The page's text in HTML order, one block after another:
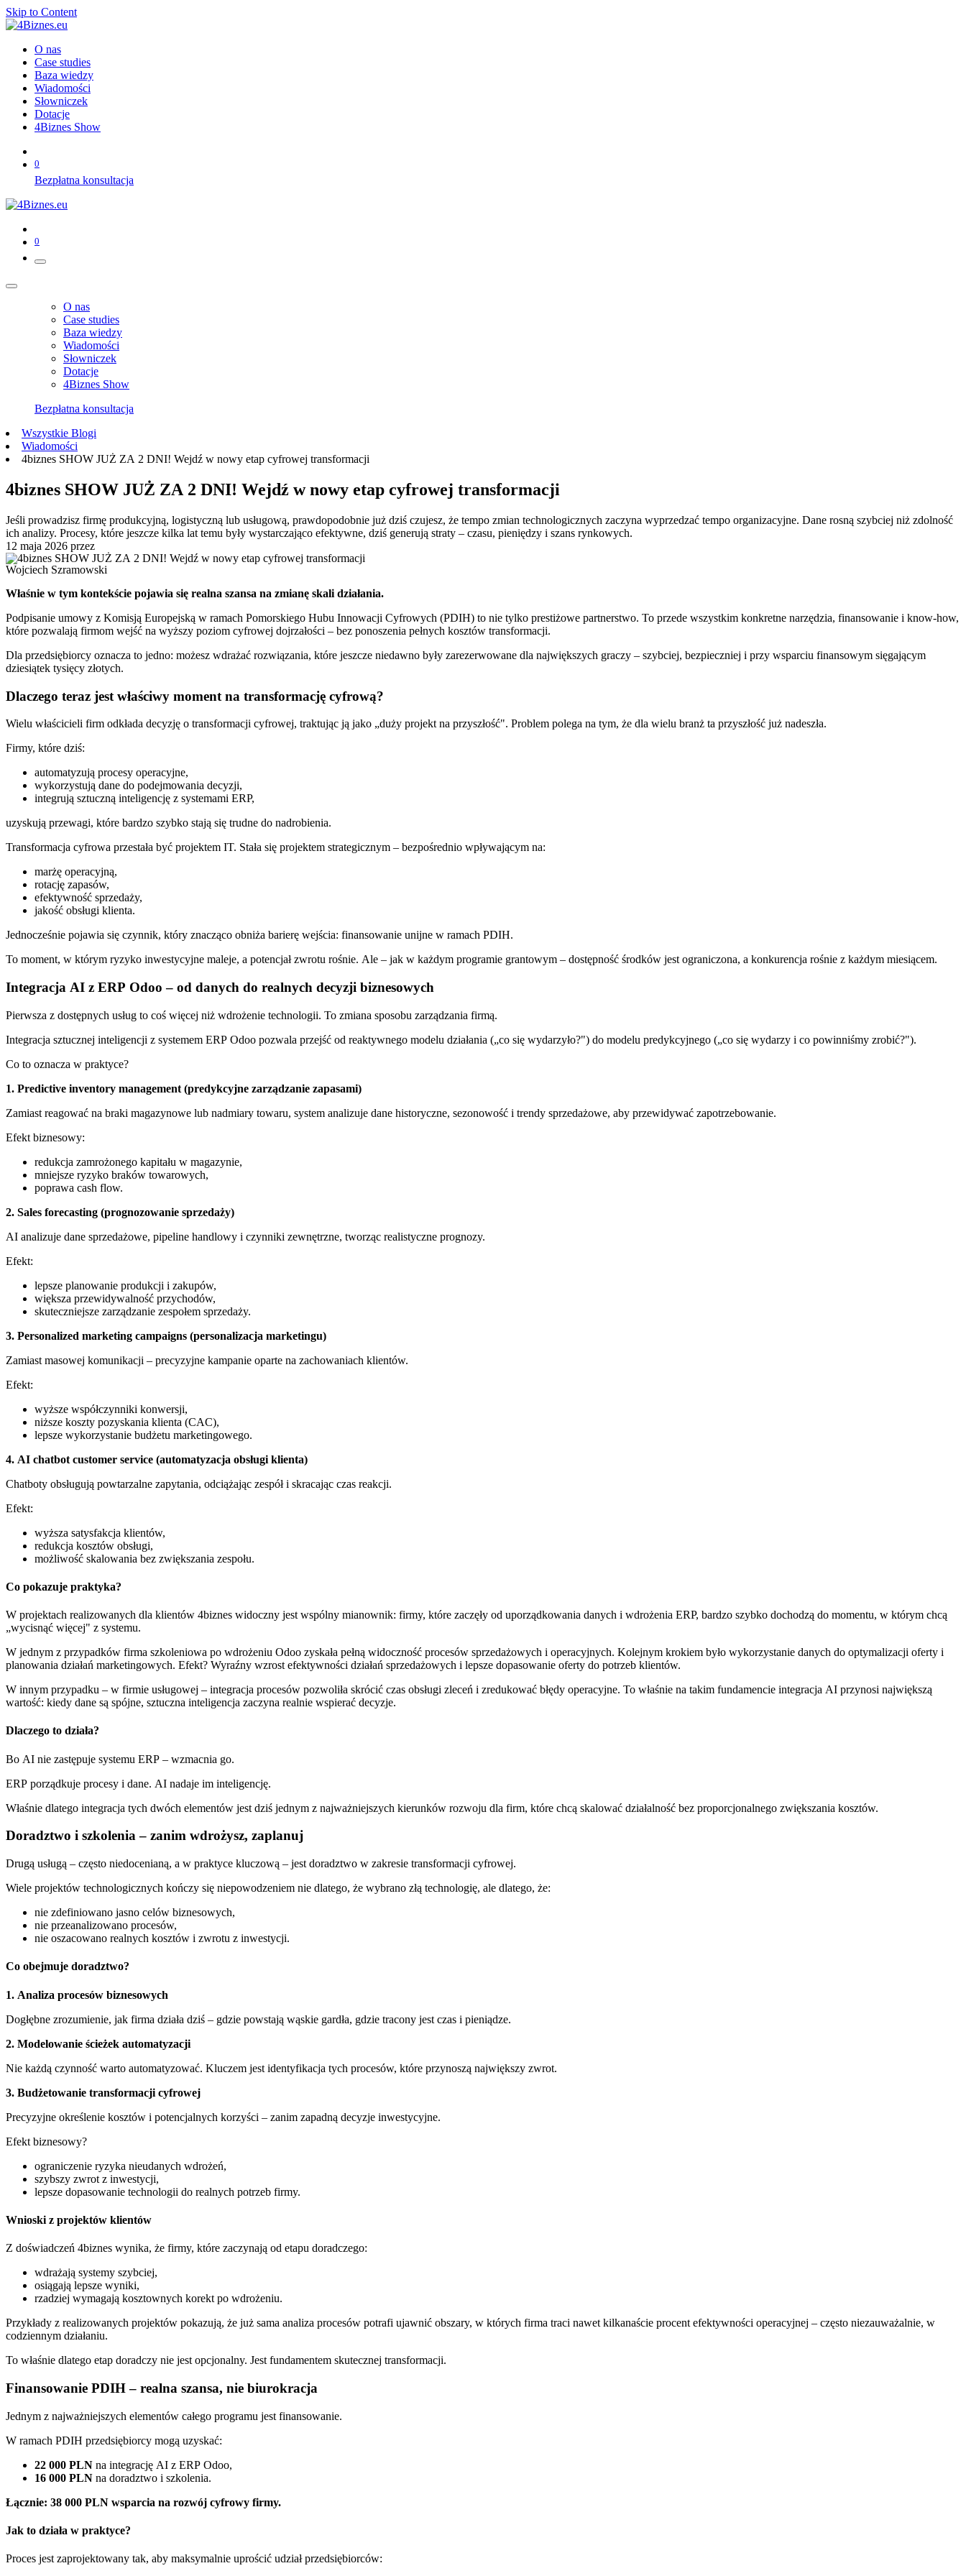
Skip to Content
O nas
Case studies
Baza wiedzy
Wiadomości
Słowniczek
Dotacje
4Biznes Show
0
Bezpłatna konsultacja
0
O nas
Case studies
Baza wiedzy
Wiadomości
Słowniczek
Dotacje
4Biznes Show
Bezpłatna konsultacja
Wszystkie Blogi
Wiadomości
4biznes SHOW JUŻ ZA 2 DNI! Wejdź w nowy etap cyfrowej transformacji
4biznes SHOW JUŻ ZA 2 DNI! Wejdź w nowy etap cyfrowej transformacji
Jeśli prowadzisz firmę produkcyjną, logistyczną lub usługową, prawdopodobnie już dziś czujesz, że tempo zmian technologicznych zaczyna wyprzedzać tempo organizacyjne. Dane rosną szybciej niż zdolność
ich analizy. Procesy, które jeszcze kilka lat temu były wystarczająco efektywne, dziś generują straty – czasu, pieniędzy i szans rynkowych.
12 maja 2026 przez
Wojciech Szramowski
Właśnie w tym kontekście pojawia się realna szansa na zmianę skali działania.
Podpisanie umowy z Komisją Europejską w ramach Pomorskiego Hubu Innowacji Cyfrowych (PDIH) to nie tylko prestiżowe partnerstwo. To przede wszystkim konkretne narzędzia, finansowanie i know-how,
które pozwalają firmom wejść na wyższy poziom cyfrowej dojrzałości – bez ponoszenia pełnych kosztów transformacji.
Dla przedsiębiorcy oznacza to jedno: możesz wdrażać rozwiązania, które jeszcze niedawno były zarezerwowane dla największych graczy – szybciej, bezpieczniej i przy wsparciu finansowym sięgającym
dziesiątek tysięcy złotych.
Dlaczego teraz jest właściwy moment na transformację cyfrową?
Wielu właścicieli firm odkłada decyzję o transformacji cyfrowej, traktując ją jako „duży projekt na przyszłość". Problem polega na tym, że dla wielu branż ta przyszłość już nadeszła.
Firmy, które dziś:
automatyzują procesy operacyjne,
wykorzystują dane do podejmowania decyzji,
integrują sztuczną inteligencję z systemami ERP,
uzyskują przewagi, które bardzo szybko stają się trudne do nadrobienia.
Transformacja cyfrowa przestała być projektem IT. Stała się projektem strategicznym – bezpośrednio wpływającym na:
marżę operacyjną,
rotację zapasów,
efektywność sprzedaży,
jakość obsługi klienta.
Jednocześnie pojawia się czynnik, który znacząco obniża barierę wejścia: finansowanie unijne w ramach PDIH.
To moment, w którym ryzyko inwestycyjne maleje, a potencjał zwrotu rośnie. Ale – jak w każdym programie grantowym – dostępność środków jest ograniczona, a konkurencja rośnie z każdym miesiącem.
Integracja AI z ERP Odoo – od danych do realnych decyzji biznesowych
Pierwsza z dostępnych usług to coś więcej niż wdrożenie technologii. To zmiana sposobu zarządzania firmą.
Integracja sztucznej inteligencji z systemem ERP Odoo pozwala przejść od reaktywnego modelu działania („co się wydarzyło?") do modelu predykcyjnego („co się wydarzy i co powinniśmy zrobić?").
Co to oznacza w praktyce?
1. Predictive inventory management (predykcyjne zarządzanie zapasami)
Zamiast reagować na braki magazynowe lub nadmiary towaru, system analizuje dane historyczne, sezonowość i trendy sprzedażowe, aby przewidywać zapotrzebowanie.
Efekt biznesowy:
redukcja zamrożonego kapitału w magazynie,
mniejsze ryzyko braków towarowych,
poprawa cash flow.
2. Sales forecasting (prognozowanie sprzedaży)
AI analizuje dane sprzedażowe, pipeline handlowy i czynniki zewnętrzne, tworząc realistyczne prognozy.
Efekt:
lepsze planowanie produkcji i zakupów,
większa przewidywalność przychodów,
skuteczniejsze zarządzanie zespołem sprzedaży.
3. Personalized marketing campaigns (personalizacja marketingu)
Zamiast masowej komunikacji – precyzyjne kampanie oparte na zachowaniach klientów.
Efekt:
wyższe współczynniki konwersji,
niższe koszty pozyskania klienta (CAC),
lepsze wykorzystanie budżetu marketingowego.
4. AI chatbot customer service (automatyzacja obsługi klienta)
Chatboty obsługują powtarzalne zapytania, odciążając zespół i skracając czas reakcji.
Efekt:
wyższa satysfakcja klientów,
redukcja kosztów obsługi,
możliwość skalowania bez zwiększania zespołu.
Co pokazuje praktyka?
W projektach realizowanych dla klientów 4biznes widoczny jest wspólny mianownik: firmy, które zaczęły od uporządkowania danych i wdrożenia ERP, bardzo szybko dochodzą do momentu, w którym chcą
„wycisnąć więcej" z systemu.
W jednym z przypadków firma szkoleniowa po wdrożeniu Odoo zyskała pełną widoczność procesów sprzedażowych i operacyjnych. Kolejnym krokiem było wykorzystanie danych do optymalizacji oferty i
planowania działań marketingowych. Efekt? Wyraźny wzrost efektywności działań sprzedażowych i lepsze dopasowanie oferty do potrzeb klientów.
W innym przypadku – w firmie usługowej – integracja procesów pozwoliła skrócić czas obsługi zleceń i zredukować błędy operacyjne. To właśnie na takim fundamencie integracja AI przynosi największą
wartość: kiedy dane są spójne, sztuczna inteligencja zaczyna realnie wspierać decyzje.
Dlaczego to działa?
Bo AI nie zastępuje systemu ERP – wzmacnia go.
ERP porządkuje procesy i dane. AI nadaje im inteligencję.
Właśnie dlatego integracja tych dwóch elementów jest dziś jednym z najważniejszych kierunków rozwoju dla firm, które chcą skalować działalność bez proporcjonalnego zwiększania kosztów.
Doradztwo i szkolenia – zanim wdrożysz, zaplanuj
Drugą usługą – często niedocenianą, a w praktyce kluczową – jest doradztwo w zakresie transformacji cyfrowej.
Wiele projektów technologicznych kończy się niepowodzeniem nie dlatego, że wybrano złą technologię, ale dlatego, że:
nie zdefiniowano jasno celów biznesowych,
nie przeanalizowano procesów,
nie oszacowano realnych kosztów i zwrotu z inwestycji.
Co obejmuje doradztwo?
1. Analiza procesów biznesowych
Dogłębne zrozumienie, jak firma działa dziś – gdzie powstają wąskie gardła, gdzie tracony jest czas i pieniądze.
2. Modelowanie ścieżek automatyzacji
Nie każdą czynność warto automatyzować. Kluczem jest identyfikacja tych procesów, które przynoszą największy zwrot.
3. Budżetowanie transformacji cyfrowej
Precyzyjne określenie kosztów i potencjalnych korzyści – zanim zapadną decyzje inwestycyjne.
Efekt biznesowy?
ograniczenie ryzyka nieudanych wdrożeń,
szybszy zwrot z inwestycji,
lepsze dopasowanie technologii do realnych potrzeb firmy.
Wnioski z projektów klientów
Z doświadczeń 4biznes wynika, że firmy, które zaczynają od etapu doradczego:
wdrażają systemy szybciej,
osiągają lepsze wyniki,
rzadziej wymagają kosztownych korekt po wdrożeniu.
Przykłady z realizowanych projektów pokazują, że już sama analiza procesów potrafi ujawnić obszary, w których firma traci nawet kilkanaście procent efektywności operacyjnej – często niezauważalnie, w
codziennym działaniu.
To właśnie dlatego etap doradczy nie jest opcjonalny. Jest fundamentem skutecznej transformacji.
Finansowanie PDIH – realna szansa, nie biurokracja
Jednym z najważniejszych elementów całego programu jest finansowanie.
W ramach PDIH przedsiębiorcy mogą uzyskać:
22 000 PLN na integrację AI z ERP Odoo,
16 000 PLN na doradztwo i szkolenia.
Łącznie: 38 000 PLN wsparcia na rozwój cyfrowy firmy.
Jak to działa w praktyce?
Proces jest zaprojektowany tak, aby maksymalnie uprościć udział przedsiębiorców: